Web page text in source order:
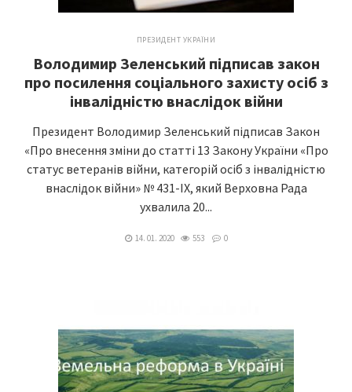
ПРЕЗИДЕНТ УКРАЇНИ
Володимир Зеленський підписав закон
про посилення соціального захисту осіб з
інвалідністю внаслідок війни
Президент Володимир Зеленський підписав Закон
«Про внесення зміни до статті 13 Закону України «Про
статус ветеранів війни, категорій осіб з інвалідністю
внаслідок війни» № 431-ІХ, який Верховна Рада
ухвалила 20...
14. 01. 2020 553 0